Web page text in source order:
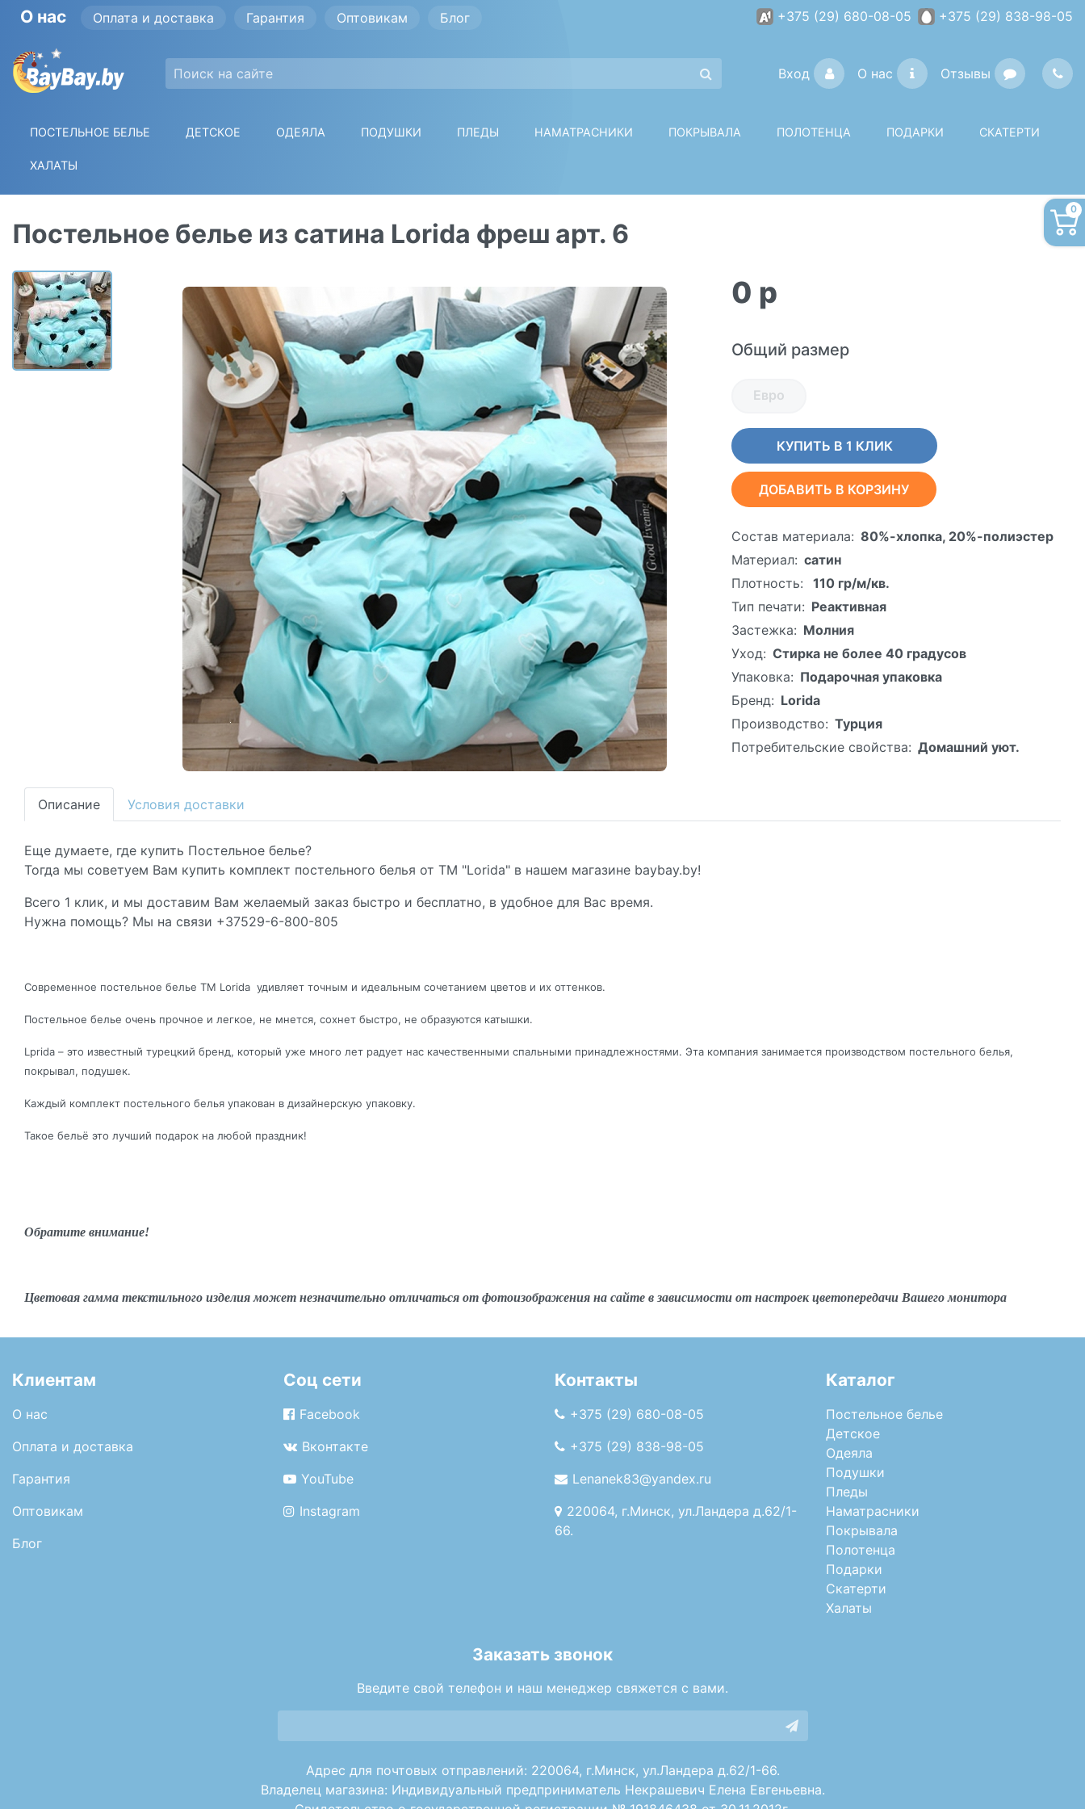
О нас Оплата и доставка Гарантия Оптовикам Блог +375 (29) 680-08-05 +375 (29) 838-98-05
Вход О нас Отзывы
0
ПОСТЕЛЬНОЕ БЕЛЬЕ ДЕТСКОЕ ОДЕЯЛА ПОДУШКИ ПЛЕДЫ НАМАТРАСНИКИ ПОКРЫВАЛА ПОЛОТЕНЦА ПОДАРКИ СКАТЕРТИ
ХАЛАТЫ
Постельное белье из сатина Lorida фреш арт. 6
0 p
Общий размер
Евро
КУПИТЬ В 1 КЛИК
ДОБАВИТЬ В КОРЗИНУ
Состав материала: 80%-хлопка, 20%-полиэстер
Материал: сатин
Плотность:
110 гр/м/кв.
Тип печати: Реактивная
Застежка: Молния
Уход: Стирка не более 40 градусов
Упаковка: Подарочная упаковка
Бренд: Lorida
Производство: Турция
Потребительские свойства: Домашний уют.
Описание Условия доставки
Еще думаете, где купить Постельное белье?
Тогда мы советуем Вам купить комплект постельного белья от ТМ "Lorida" в нашем магазине baybay.by!
Всего 1 клик, и мы доставим Вам желаемый заказ быстро и бесплатно, в удобное для Вас время.
Нужна помощь? Мы на связи +37529-6-800-805
Современное постельное белье ТМ Lorida удивляет точным и идеальным сочетанием цветов и их оттенков.
Постельное белье очень прочное и легкое, не мнется, сохнет быстро, не образуются катышки.
Lprida – это известный турецкий бренд, который уже много лет радует нас качественными спальными принадлежностями. Эта компания занимается производством постельного белья,
покрывал, подушек.
Каждый комплект постельного белья упакован в дизайнерскую упаковку.
Такое бельё это лучший подарок на любой праздник!
Обратите внимание!
Цветовая гамма текстильного изделия может незначительно отличаться от фотоизображения на сайте в зависимости от настроек цветопередачи Вашего монитора
Клиентам
О нас
Оплата и доставка
Гарантия
Оптовикам
Блог
Соц сети
Facebook
Вконтакте
YouTube
Instagram
Контакты
+375 (29) 680-08-05
+375 (29) 838-98-05
Lenanek83@yandex.ru
220064, г.Минск, ул.Ландера д.62/1-
66.
Каталог
Постельное белье
Детское
Одеяла
Подушки
Пледы
Наматрасники
Покрывала
Полотенца
Подарки
Скатерти
Халаты
Заказать звонок
Введите свой телефон и наш менеджер свяжется с вами.
Адрес для почтовых отправлений: 220064, г.Минск, ул.Ландера д.62/1-66.
Владелец магазина: Индивидуальный предприниматель Некрашевич Елена Евгеньевна.